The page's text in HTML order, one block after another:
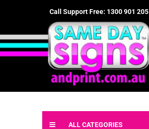
Call Support Free: 1300 901 205
ALL CATEGORIES